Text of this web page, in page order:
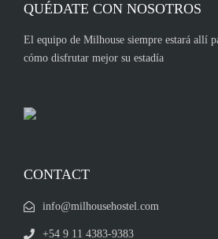
QUÉDATE CON NOSOTROS
El equipo de Milhouse siempre estará allí
cómo disfrutar mejor su estadía
CONTACT
info@milhousehostel.com
+54 9 11 4383-9383